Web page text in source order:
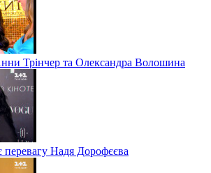
Трінчер та Олександра Волошина
Надя Дорофєєва